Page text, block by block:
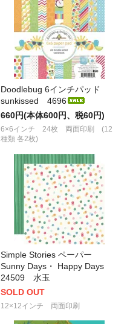
Doodlebug 6インチパッド
sunkissed 4696
660円(本体600円、税60円)
6×6インチ 24枚 両面印刷 (12
種類 各2枚)
Simple Stories ペーパー
Sunny Days・ Happy Days
24509 水玉
SOLD OUT
12×12インチ 両面印刷